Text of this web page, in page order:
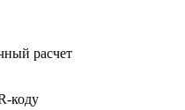
расчет
коду